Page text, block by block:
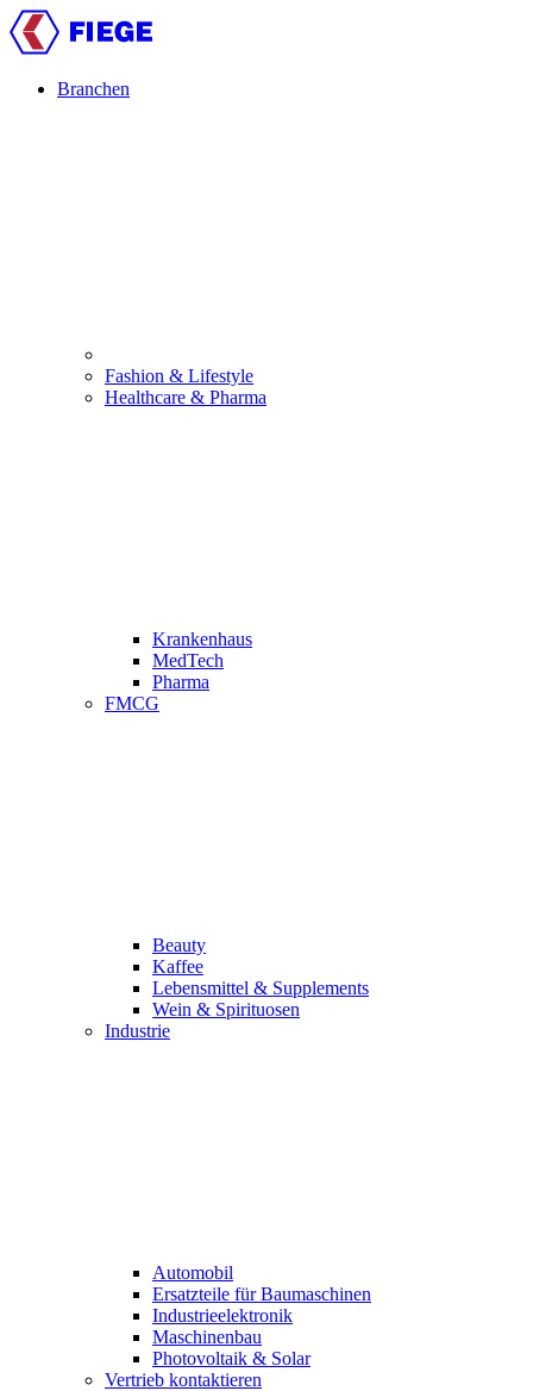
Skip
to
contentBranchen
Fashion & Lifestyle
Healthcare & Pharma
Krankenhaus
MedTech
Pharma
FMCG
Beauty
Kaffee
Lebensmittel & Supplements
Wein & Spirituosen
Industrie
Automobil
Ersatzteile für Baumaschinen
Industrieelektronik
Maschinenbau
Photovoltaik & Solar
Vertrieb kontaktieren